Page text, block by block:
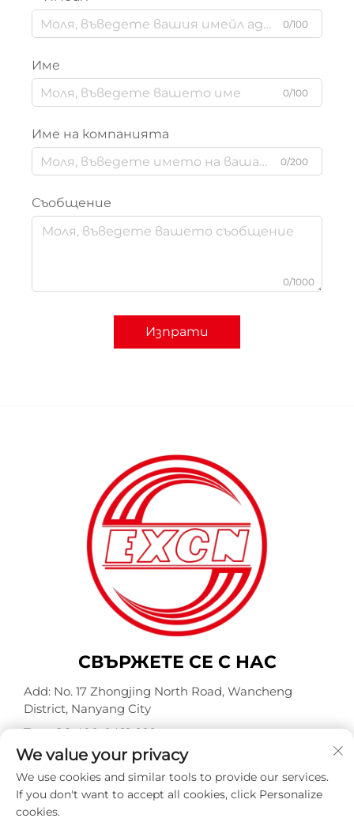
0/100
Име
0/100
Име на компанията
0/200
Съобщение
0/1000
Изпрати
СВЪРЖЕТЕ СЕ С НАС
Add: No. 17 Zhongjing North Road, Wancheng
District, Nanyang City
Тел.:+86-400-0491-999
Имейл: [email protected]
© Всички права запазени Nanyang Explosion Proof
We value your privacy
We use cookies and similar tools to provide our services.
If you don't want to accept all cookies, click Personalize
cookies.